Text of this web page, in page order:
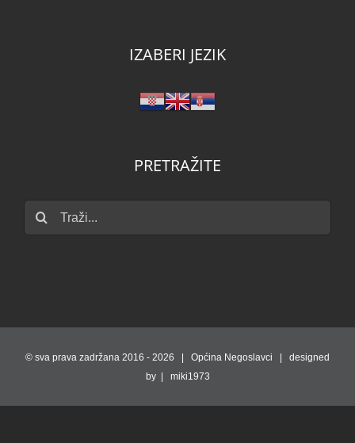
IZABERI JEZIK
PRETRAŽITE
Traži...
© sva prava zadržana 2016 - 2026 | Općina Negoslavci | designed
by | miki1973